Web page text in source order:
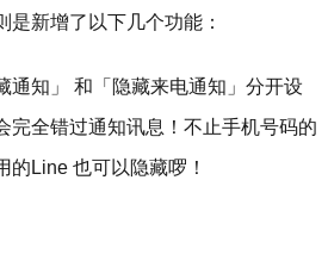
是新增了以下几个功能：
通知」 和「隐藏来电通知」分开设
完全错过通知讯息！不止手机号码的
的Line 也可以隐藏啰！